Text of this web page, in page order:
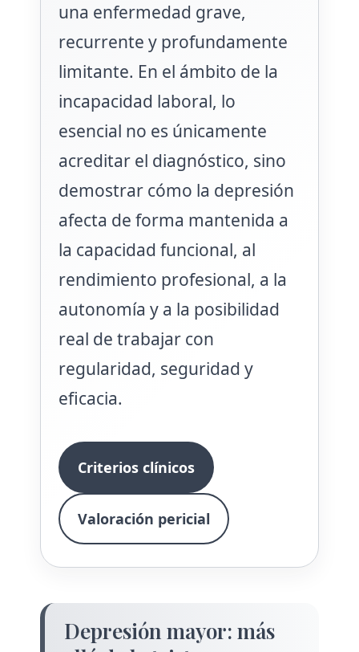
una enfermedad grave,
recurrente y profundamente
limitante. En el ámbito de la
incapacidad laboral, lo
esencial no es únicamente
acreditar el diagnóstico, sino
demostrar cómo la depresión
afecta de forma mantenida a
la capacidad funcional, al
rendimiento profesional, a la
autonomía y a la posibilidad
real de trabajar con
regularidad, seguridad y
eficacia.
Criterios clínicos
Valoración pericial
Depresión mayor: más